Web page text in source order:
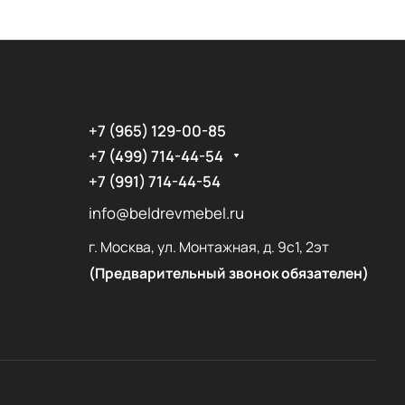
+7 (965) 129-00-85
+7 (499) 714-44-54
+7 (991) 714-44-54
info@beldrevmebel.ru
г. Москва, ул. Монтажная, д. 9с1, 2эт
(Предварительный звонок обязателен)